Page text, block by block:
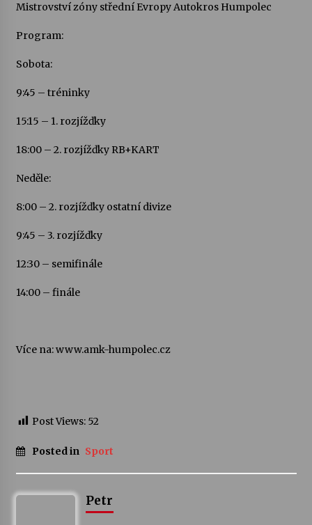
Vysočinka
Varhanní recitál Michala Novenka v Klášteře
Želiv
Mistrovství zóny střední Evropy Autokros Humpolec
Program:
Sobota:
9:45 – tréninky
15:15 – 1. rozjížďky
18:00 – 2. rozjížďky RB+KART
Neděle:
8:00 – 2. rozjížďky ostatní divize
9:45 – 3. rozjížďky
12:30 – semifinále
14:00 – finále
Více na: www.amk-humpolec.cz
Post Views: 52
Posted in Sport
Petr